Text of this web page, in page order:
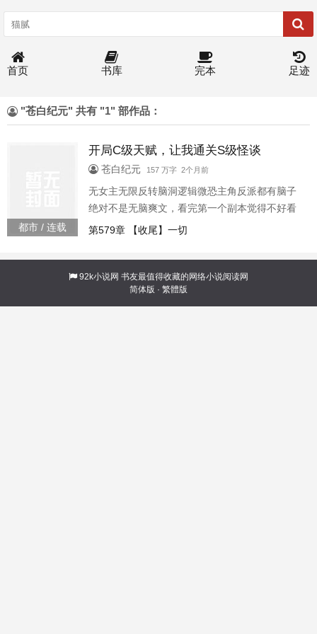
首页 书库 完本 足迹
"苍白纪元" 共有 "1" 部作品：
都市 / 连载
开局C级天赋，让我通关S级怪谈
苍白纪元 157 万字 2个月前
无女主无限反转脑洞逻辑微恐主角反派都有脑子
绝对不是无脑爽文，看完第一个副本觉得不好看
直接开骂并不是传统意义上的规则怪谈，喜欢看
的每一片阴影下都可能潜藏着未知的恐惧与谜
团。邻里之开局c级天赋，让我通关s级怪谈
第579章 【收尾】一切
92k小说网 书友最值得收藏的网络小说阅读网
简体版 · 繁體版